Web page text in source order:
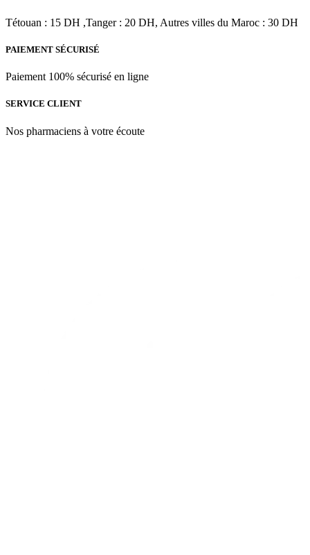
200
د.م.121.40.
Tétouan : 15 DH ,Tanger : 20 DH, Autres villes du Maroc : 30 DH
PAIEMENT SÉCURISÉ
Paiement 100% sécurisé en ligne
SERVICE CLIENT
Nos pharmaciens à votre écoute